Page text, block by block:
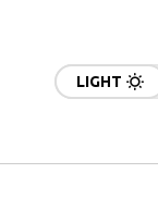
LIGHT